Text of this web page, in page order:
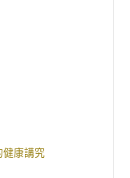
健康講究